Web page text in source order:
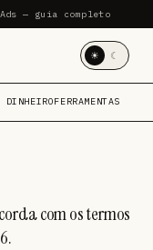
Ads — guia completo
☀ ☾
DINHEIROFERRAMENTAS
com os termos